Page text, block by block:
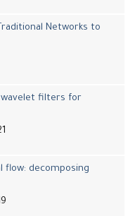
Traditional Networks to
wavelet filters for
2021
flow: decomposing
2019